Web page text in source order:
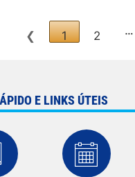
❮ 1 2 …
E LINKS ÚTEIS